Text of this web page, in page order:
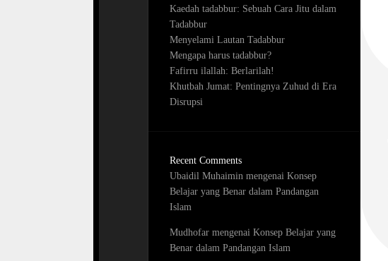
Kaedah tadabbur: Sebuah Cara Jitu dalam
Tadabbur
Menyelami Lautan Tadabbur
Mengapa harus tadabbur?
Fafirru ilallah: Berlarilah!
Khutbah Jumat: Pentingnya Zuhud di Era
Disrupsi
Recent Comments
Ubaidil Muhaimin mengenai Konsep
Belajar yang Benar dalam Pandangan
Islam
Mudhofar mengenai Konsep Belajar yang
Benar dalam Pandangan Islam